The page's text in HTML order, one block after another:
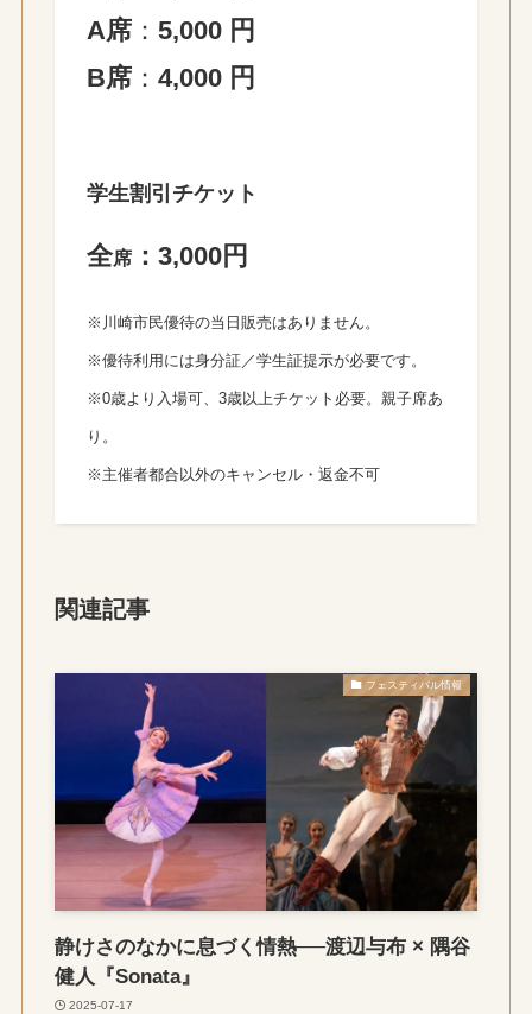
A席： 5,000 円
B席： 4,000 円
学生割引 チケット
全席：3,000円
※川崎市民優待の当日販売はありません。
※優待利用には身分証／学生証提示が必要です。
※0歳より入場可、3歳以上チケット必要。親子席あ
り。
※主催者都合以外のキャンセル・返金不可
関連記事
フェスティバル情報
静けさのなかに息づく情熱──渡辺与布 × 隅谷
健人『Sonata』
2025-07-17